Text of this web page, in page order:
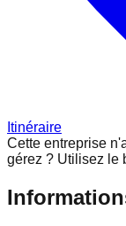
Itinéraire
Cette entreprise
gérez ? Utilisez le